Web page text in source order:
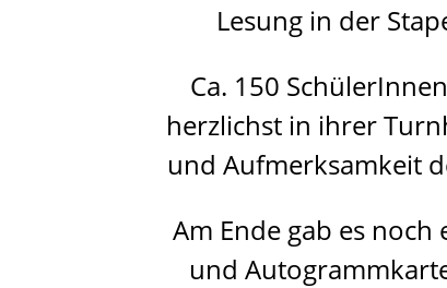
Lesung in der
Ca. 150
herzlichst in ihrer
und Aufmerksamkeit
Am Ende gab es
und